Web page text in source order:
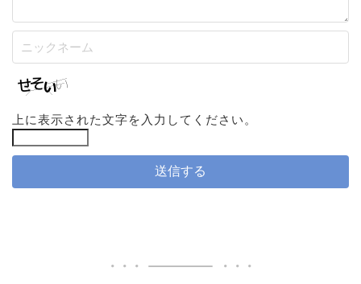
上に表示された文字を入力してください。